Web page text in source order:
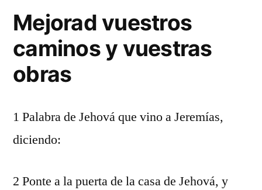
Mejorad vuestros
caminos y vuestras
obras
1 Palabra de Jehová que vino a Jeremías,
diciendo:
2 Ponte a la puerta de la casa de Jehová, y